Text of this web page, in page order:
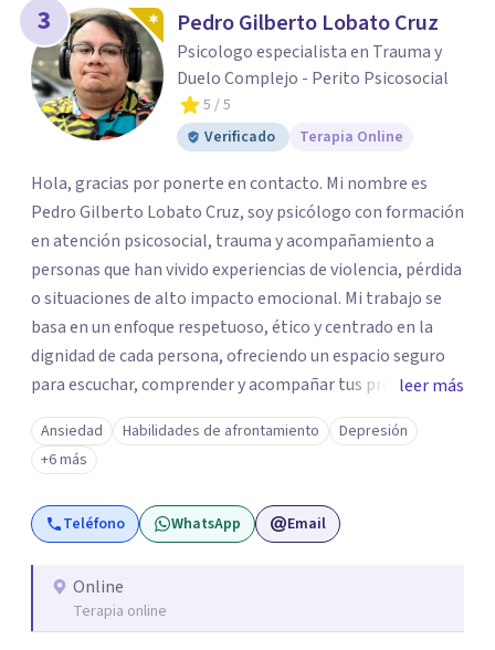
3 Pedro Gilberto Lobato Cruz
Psicologo especialista en Trauma y
Duelo Complejo - Perito Psicosocial
5 / 5
Verificado
Terapia Online
Hola, gracias por ponerte en contacto. Mi nombre es
Pedro Gilberto Lobato Cruz, soy psicólogo con formación
en atención psicosocial, trauma y acompañamiento a
personas que han vivido experiencias de violencia, pérdida
o situaciones de alto impacto emocional. Mi trabajo se
basa en un enfoque respetuoso, ético y centrado en la
dignidad de cada persona, ofreciendo un espacio seguro
para escuchar, comprender y acompañar tus procesos
emocionales a tu propio ritmo. Creo firmemente en la
importancia de construir juntos herramientas que
fortalezcan el bienestar, la autonomía y el sentido de
vida. Será un gusto acompañarte en este proceso. Quedo
atento para resolver cualquier duda y acordar una cita. Un
leer más
Ansiedad Habilidades de afrontamiento
Depresión
+6 más
Teléfono WhatsApp Email
Online
Terapia online